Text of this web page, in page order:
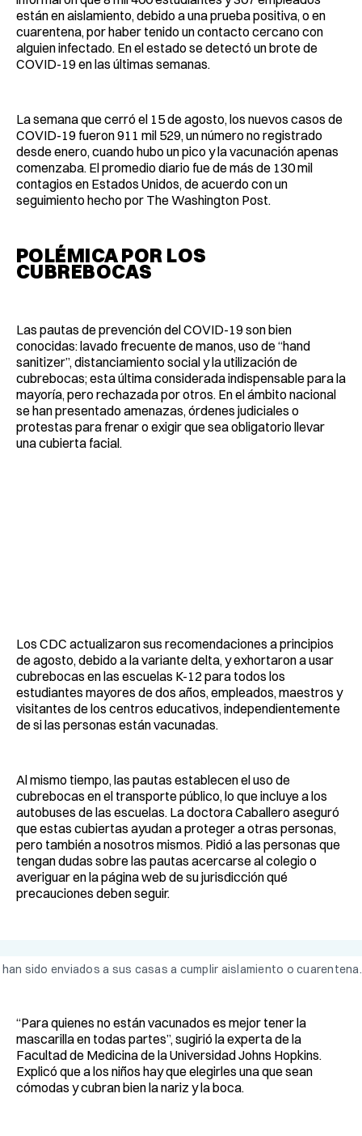
están en aislamiento, debido a una prueba positiva, o en
cuarentena, por haber tenido un contacto cercano con
alguien infectado. En el estado se detectó un brote de
COVID-19 en las últimas semanas.
La semana que cerró el 15 de agosto, los nuevos casos de
COVID-19 fueron 911 mil 529, un número no registrado
desde enero, cuando hubo un pico y la vacunación apenas
comenzaba. El promedio diario fue de más de 130 mil
contagios en Estados Unidos, de acuerdo con un
seguimiento hecho por The Washington Post.
POLÉMICA POR LOS
CUBREBOCAS
Las pautas de prevención del COVID-19 son bien
conocidas: lavado frecuente de manos, uso de “hand
sanitizer”, distanciamiento social y la utilización de
cubrebocas; esta última considerada indispensable para la
mayoría, pero rechazada por otros. En el ámbito nacional
se han presentado amenazas, órdenes judiciales o
protestas para frenar o exigir que sea obligatorio llevar
una cubierta facial.
Los CDC actualizaron sus recomendaciones a principios
de agosto, debido a la variante delta, y exhortaron a usar
cubrebocas en las escuelas K-12 para todos los
estudiantes mayores de dos años, empleados, maestros y
visitantes de los centros educativos, independientemente
de si las personas están vacunadas.
Al mismo tiempo, las pautas establecen el uso de
cubrebocas en el transporte público, lo que incluye a los
autobuses de las escuelas. La doctora Caballero aseguró
que estas cubiertas ayudan a proteger a otras personas,
pero también a nosotros mismos. Pidió a las personas que
tengan dudas sobre las pautas acercarse al colegio o
averiguar en la página web de su jurisdicción qué
precauciones deben seguir.
sido enviados a sus casas a cumplir aislamiento o
“Para quienes no están vacunados es mejor tener la
mascarilla en todas partes”, sugirió la experta de la
Facultad de Medicina de la Universidad Johns Hopkins.
Explicó que a los niños hay que elegirles una que sean
cómodas y cubran bien la nariz y la boca.